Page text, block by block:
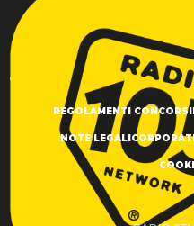
REGOLAMENTI CONCORSI
NOTE LEGALI